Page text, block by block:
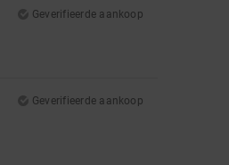
Geverifieerde aankoop
Geverifieerde aankoop